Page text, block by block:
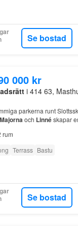
Se bostad
000 kr
i 414 63,
parkerna runt
Majornaoch Linnéskapar
rum
Terrass Bastu
Se bostad